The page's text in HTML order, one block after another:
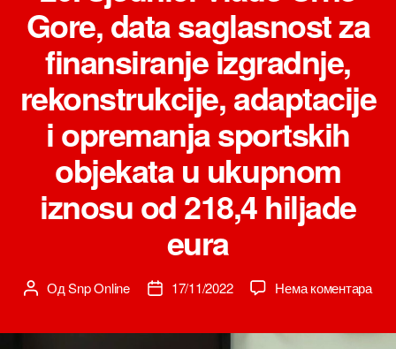
Gore, data saglasnost za
finansiranje izgradnje,
rekonstrukcije, adaptacije
i opremanja sportskih
objekata u ukupnom
iznosu od 218,4 hiljade
eura
Аутор
ОдSnp Online
Датум17/11/2022 Нема коментарана